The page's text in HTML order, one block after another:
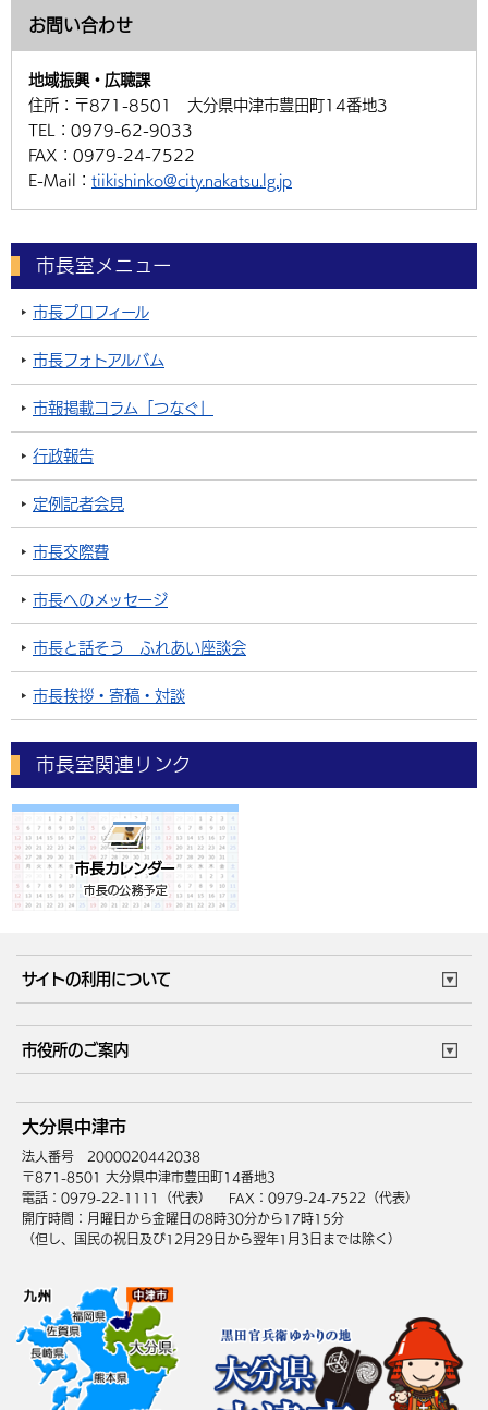
お問い合わせ
地域振興・広聴課
住所： 〒871-8501 大分県中津市豊田町14番地3
TEL： 0979-62-9033
FAX： 0979-24-7522
E-Mail： tiikishinko@city.nakatsu.lg.jp
市長室メニュー
市長プロフィール
市長フォトアルバム
市報掲載コラム「つなぐ」
行政報告
定例記者会見
市長交際費
市長へのメッセージ
市長と話そう ふれあい座談会
市長挨拶・寄稿・対談
市長室関連リンク
サイトの利用について
サイトマップ
市役所のご案内
庁舎地図 組織案内
中津市へのアクセス
大分県中津市
法人番号 2000020442038
〒871-8501 大分県中津市豊田町14番地3
電話：0979-22-1111（代表）
FAX：0979-24-7522（代表）
開庁時間：月曜日から金曜日の8時30分から17時15分
（但し、国民の祝日及び12月29日から翌年1月3日までは除く）